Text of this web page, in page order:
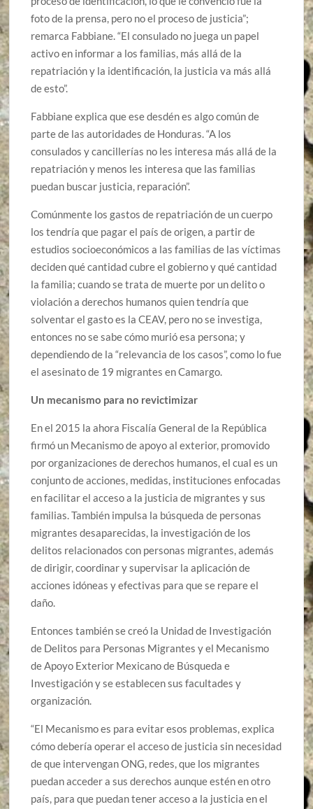
foto de la prensa, pero no el proceso de justicia”;
remarca Fabbiane. “El consulado no juega un papel
activo en informar a los familias, más allá de la
repatriación y la identificación, la justicia va más allá
de esto”.
Fabbiane explica que ese desdén es algo común de
parte de las autoridades de Honduras. “A los
consulados y cancillerías no les interesa más allá de la
repatriación y menos les interesa que las familias
puedan buscar justicia, reparación”.
Comúnmente los gastos de repatriación de un cuerpo
los tendría que pagar el país de origen, a partir de
estudios socioeconómicos a las familias de las víctimas
deciden qué cantidad cubre el gobierno y qué cantidad
la familia; cuando se trata de muerte por un delito o
violación a derechos humanos quien tendría que
solventar el gasto es la CEAV, pero no se investiga,
entonces no se sabe cómo murió esa persona; y
dependiendo de la “relevancia de los casos”, como lo fue
el asesinato de 19 migrantes en Camargo.
Un mecanismo para no revictimizar
En el 2015 la ahora Fiscalía General de la República
firmó un Mecanismo de apoyo al exterior, promovido
por organizaciones de derechos humanos, el cual es un
conjunto de acciones, medidas, instituciones enfocadas
en facilitar el acceso a la justicia de migrantes y sus
familias. También impulsa la búsqueda de personas
migrantes desaparecidas, la investigación de los
delitos relacionados con personas migrantes, además
de dirigir, coordinar y supervisar la aplicación de
acciones idóneas y efectivas para que se repare el
daño.
Entonces también se creó la Unidad de Investigación
de Delitos para Personas Migrantes y el Mecanismo
de Apoyo Exterior Mexicano de Búsqueda e
Investigación y se establecen sus facultades y
organización.
“El Mecanismo es para evitar esos problemas, explica
cómo debería operar el acceso de justicia sin necesidad
de que intervengan ONG, redes, que los migrantes
puedan acceder a sus derechos aunque estén en otro
país, para que puedan tener acceso a la justicia en el